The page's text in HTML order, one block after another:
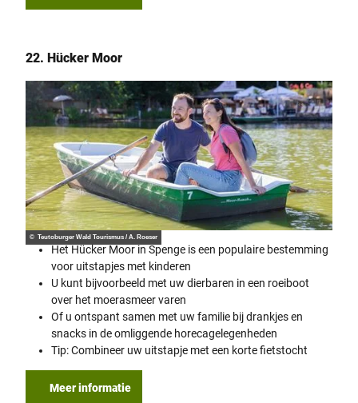
22. Hücker Moor
© Teutoburger Wald Tourismus / A. Roeser
Het Hücker Moor in Spenge is een populaire bestemming
voor uitstapjes met kinderen
U kunt bijvoorbeeld met uw dierbaren in een roeiboot
over het moerasmeer varen
Of u ontspant samen met uw familie bij drankjes en
snacks in de omliggende horecagelegenheden
Tip: Combineer uw uitstapje met een korte fietstocht
Meer informatie